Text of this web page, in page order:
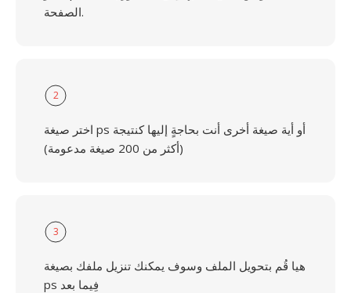
الصفحة.
2
اختر صيغة ps أو أية صيغة أخرى أنت بحاجةٍ إليها كنتيجة
(أكثر من 200 صيغة مدعومة)
3
هيا قُم بتحويل الملف وسوف يمكنك تنزيل ملفك بصيغة
ps فِيما بعد